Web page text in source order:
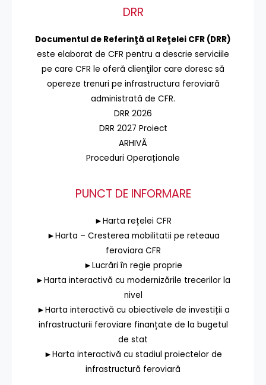
DRR
Documentul de Referinţă al Reţelei CFR (DRR)
este elaborat de CFR pentru a descrie serviciile
pe care CFR le oferă clienţilor care doresc să
opereze trenuri pe infrastructura feroviară
administrată de CFR.
DRR 2026
DRR 2027 Proiect
ARHIVĂ
Proceduri Operaționale
PUNCT DE INFORMARE
►Harta rețelei CFR
►Harta – Cresterea mobilitatii pe reteaua
feroviara CFR
►Lucrări în regie proprie
►Harta interactivă cu modernizările trecerilor la
nivel
►Harta interactivă cu obiectivele de investiții a
infrastructurii feroviare finanțate de la bugetul
de stat
►Harta interactivă cu stadiul proiectelor de
infrastructură feroviară